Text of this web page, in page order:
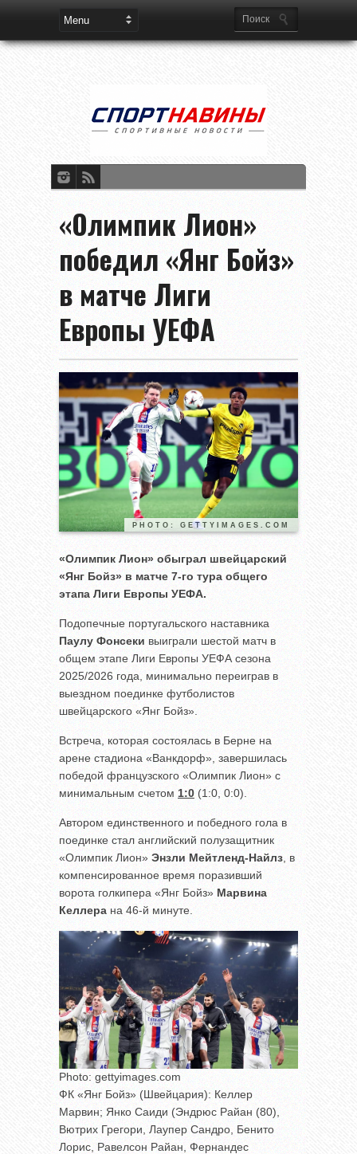
«Олимпик Лион»
победил «Янг Бойз»
в матче Лиги
Европы УЕФА
PHOTO: GETTYIMAGES.COM
«Олимпик Лион» обыграл швейцарский
«Янг Бойз» в матче 7-го тура общего
этапа Лиги Европы УЕФА.
Подопечные португальского наставника
Паулу Фонсеки выиграли шестой матч в
общем этапе Лиги Европы УЕФА сезона
2025/2026 года, минимально переиграв в
выездном поединке футболистов
швейцарского «Янг Бойз».
Встреча, которая состоялась в Берне на
арене стадиона «Ванкдорф», завершилась
победой французского «Олимпик Лион» с
минимальным счетом 1:0 (1:0, 0:0).
Автором единственного и победного гола в
поединке стал английский полузащитник
«Олимпик Лион» Энзли Мейтленд-Найлз, в
компенсированное время поразивший
ворота голкипера «Янг Бойз» Марвина
Келлера на 46-й минуте.
Photo: gettyimages.com
ФК «Янг Бойз» (Швейцария): Келлер
Марвин; Янко Саиди (Эндрюс Райан (80),
Вютрих Грегори, Лаупер Сандро, Бенито
Лорис, Равелсон Райан, Фернандес